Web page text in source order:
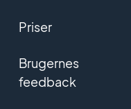
Priser
Brugernes
feedback